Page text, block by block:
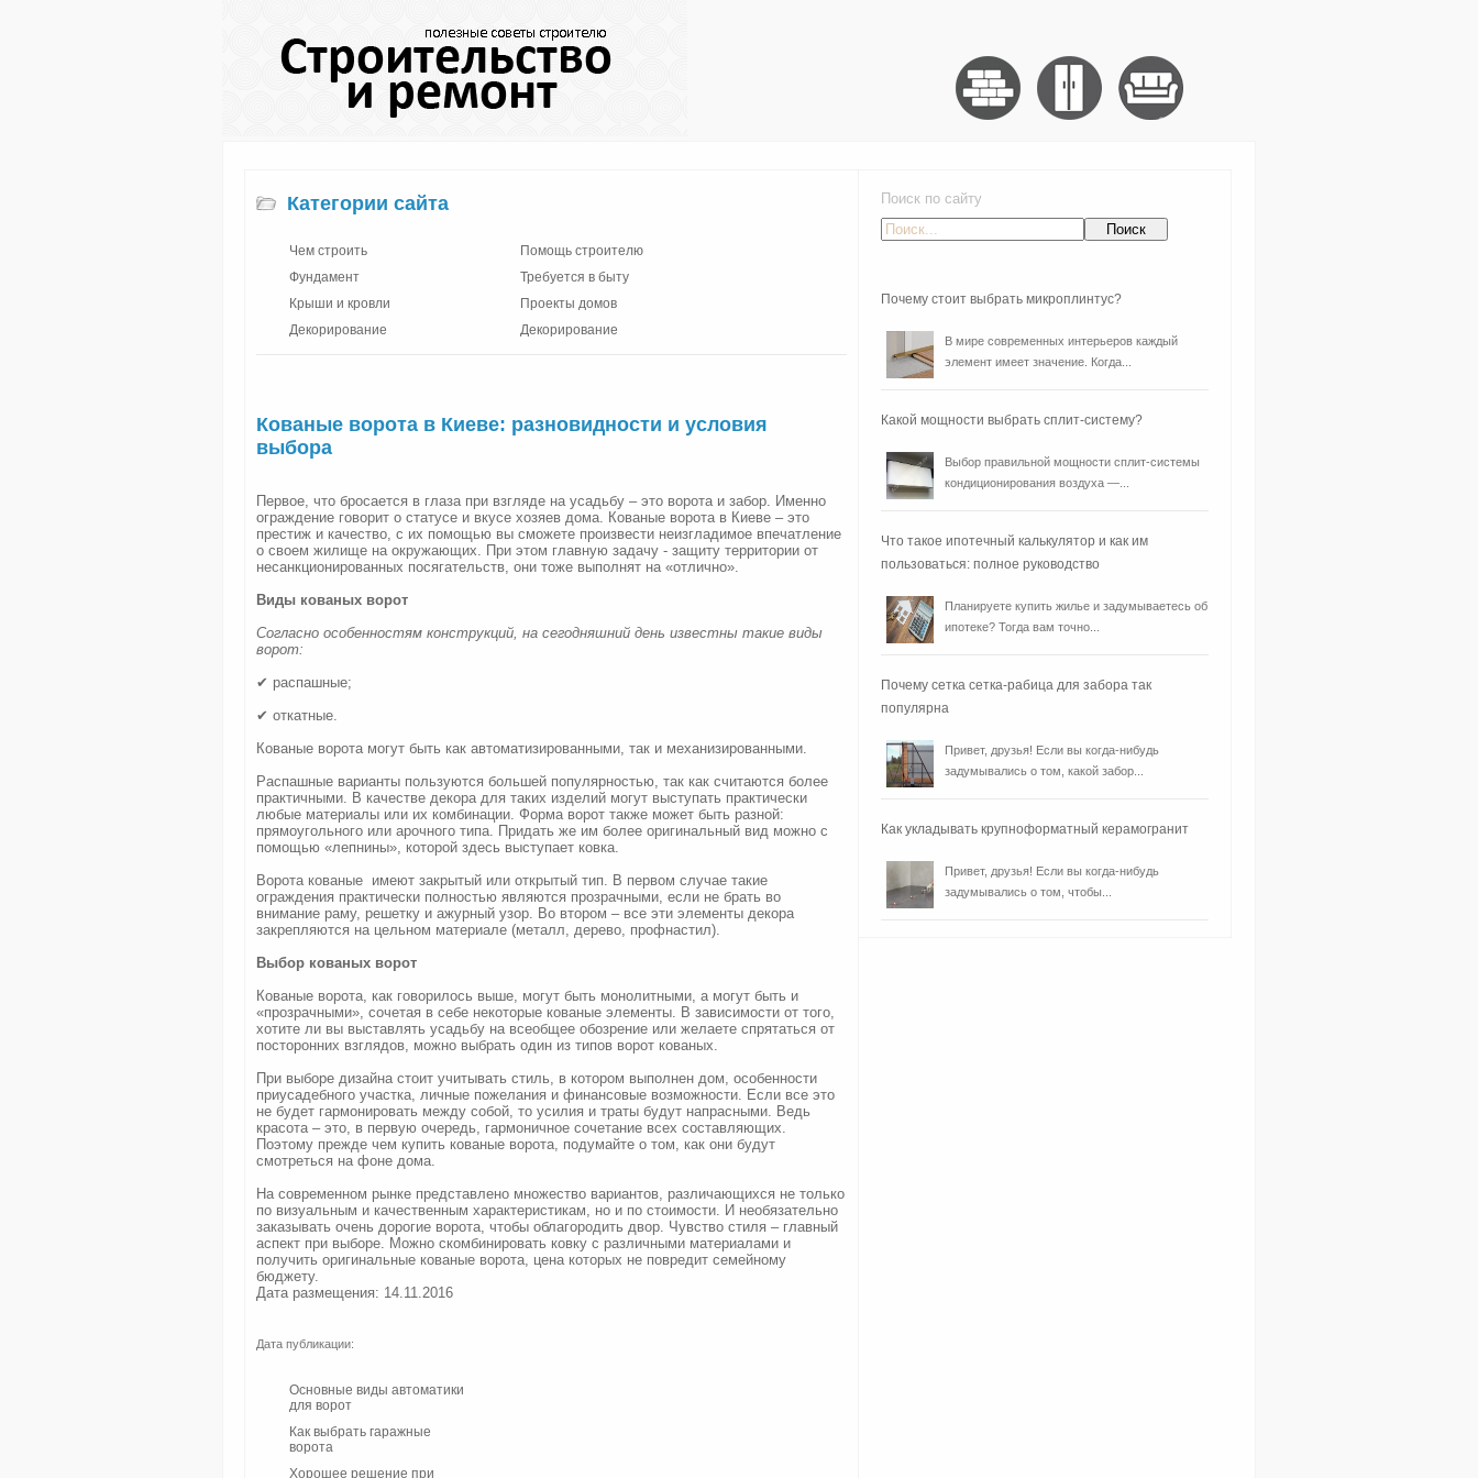
Категории сайта
Чем строить
Фундамент
Крыши и кровли
Декорирование
Помощь строителю
Требуется в быту
Проекты домов
Декорирование
Кованые ворота в Киеве: разновидности и условия
выбора
Первое, что бросается в глаза при взгляде на усадьбу – это ворота и забор. Именно
ограждение говорит о статусе и вкусе хозяев дома. Кованые ворота в Киеве – это
престиж и качество, с их помощью вы сможете произвести неизгладимое впечатление
о своем жилище на окружающих. При этом главную задачу - защиту территории от
несанкционированных посягательств, они тоже выполнят на «отлично».
Виды кованых ворот
Согласно особенностям конструкций, на сегодняшний день известны такие виды
ворот:
✔ распашные;
✔ откатные.
Кованые ворота могут быть как автоматизированными, так и механизированными.
Распашные варианты пользуются большей популярностью, так как считаются более
практичными. В качестве декора для таких изделий могут выступать практически
любые материалы или их комбинации. Форма ворот также может быть разной:
прямоугольного или арочного типа. Придать же им более оригинальный вид можно с
помощью «лепнины», которой здесь выступает ковка.
Ворота кованые имеют закрытый или открытый тип. В первом случае такие
ограждения практически полностью являются прозрачными, если не брать во
внимание раму, решетку и ажурный узор. Во втором – все эти элементы декора
закрепляются на цельном материале (металл, дерево, профнастил).
Выбор кованых ворот
Кованые ворота, как говорилось выше, могут быть монолитными, а могут быть и
«прозрачными», сочетая в себе некоторые кованые элементы. В зависимости от того,
хотите ли вы выставлять усадьбу на всеобщее обозрение или желаете спрятаться от
посторонних взглядов, можно выбрать один из типов ворот кованых.
При выборе дизайна стоит учитывать стиль, в котором выполнен дом, особенности
приусадебного участка, личные пожелания и финансовые возможности. Если все это
не будет гармонировать между собой, то усилия и траты будут напрасными. Ведь
красота – это, в первую очередь, гармоничное сочетание всех составляющих.
Поэтому прежде чем купить кованые ворота, подумайте о том, как они будут
смотреться на фоне дома.
На современном рынке представлено множество вариантов, различающихся не только
по визуальным и качественным характеристикам, но и по стоимости. И необязательно
заказывать очень дорогие ворота, чтобы облагородить двор. Чувство стиля – главный
аспект при выборе. Можно скомбинировать ковку с различными материалами и
получить оригинальные кованые ворота, цена которых не повредит семейному
бюджету.
Дата размещения: 14.11.2016
Дата публикации:
Основные виды автоматики
для ворот
Как выбрать гаражные
ворота
Хорошее решение при
Поиск по сайту
Почему стоит выбрать микроплинтус?
В мире современных интерьеров каждый
элемент имеет значение. Когда...
Какой мощности выбрать сплит-систему?
Выбор правильной мощности сплит-системы
кондиционирования воздуха —...
Что такое ипотечный калькулятор и как им
пользоваться: полное руководство
Планируете купить жилье и задумываетесь об
ипотеке? Тогда вам точно...
Почему сетка сетка-рабица для забора так
популярна
Привет, друзья! Если вы когда-нибудь
задумывались о том, какой забор...
Как укладывать крупноформатный керамогранит
Привет, друзья! Если вы когда-нибудь
задумывались о том, чтобы...